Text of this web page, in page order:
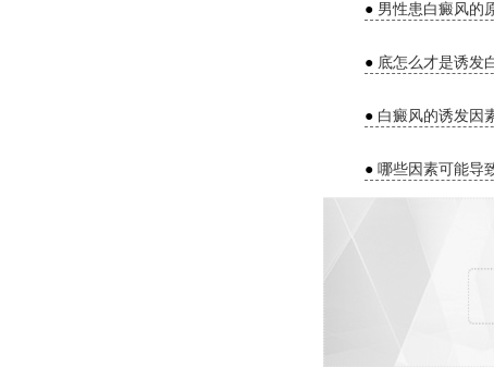
● 男性患白癜风的
● 底怎么才是诱发
● 白癜风的诱发因
● 哪些因素可能导